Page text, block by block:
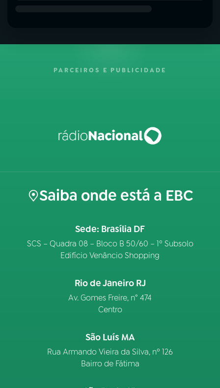
PARCEIROS E PUBLICIDADE
Saiba onde está a EBC
Sede: Brasília DF
SCS – Quadra 08 – Bloco B 50/60 – 1º Subsolo
Edifício Venâncio Shopping
Rio de Janeiro RJ
Av. Gomes Freire, n° 474
Centro
São Luís MA
Rua Armando Vieira da Silva, nº 126
Bairro de Fátima